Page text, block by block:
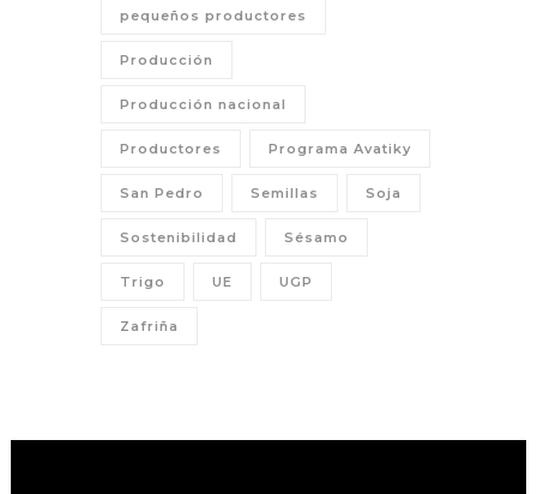
pequeños productores
Producción
Producción nacional
Productores Programa Avatiky
San Pedro Semillas Soja
Sostenibilidad Sésamo
Trigo UE UGP
Zafriña